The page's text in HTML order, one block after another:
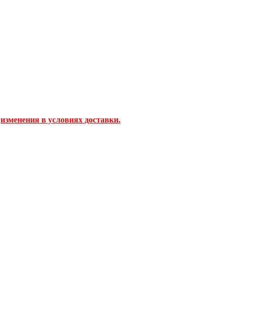
изменения в условиях доставки.